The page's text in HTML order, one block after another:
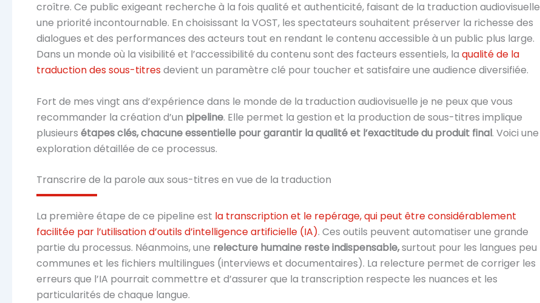
croître. Ce public exigeant recherche à la fois qualité et authenticité, faisant de la traduction audiovisuelle
une priorité incontournable. En choisissant la VOST, les spectateurs souhaitent préserver la richesse des
dialogues et des performances des acteurs tout en rendant le contenu accessible à un public plus large.
Dans un monde où la visibilité et l’accessibilité du contenu sont des facteurs essentiels, la qualité de la
traduction des sous-titresdevient un paramètre clé pour toucher et satisfaire une audience diversifiée.
Fort de mes vingt ans d’expérience dans le monde de la traduction audiovisuelle je ne peux que vous
recommander la création d’un pipeline. Elle permet la gestion et la production de sous-titres implique
plusieurs étapes clés, chacune essentielle pour garantir la qualité et l’exactitude du produit final. Voici une
exploration détaillée de ce processus.
Transcrire de la parole aux sous-titres en vue de la traduction
La première étape de ce pipeline est la transcription et le repérage, qui peut être considérablement
facilitée par l’utilisation d’outils d’intelligence artificielle (IA). Ces outils peuvent automatiser une grande
partie du processus. Néanmoins, une relecture humaine reste indispensable,surtout pour les langues peu
communes et les fichiers multilingues (interviews et documentaires). La relecture permet de corriger les
erreurs que l’IA pourrait commettre et d’assurer que la transcription respecte les nuances et les
particularités de chaque langue.